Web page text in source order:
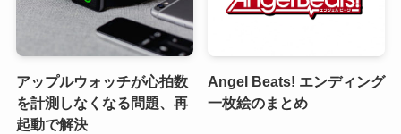
アップルウォッチが心拍数
を計測しなくなる問題、再
起動で解決
Angel Beats! エンディング
一枚絵のまとめ